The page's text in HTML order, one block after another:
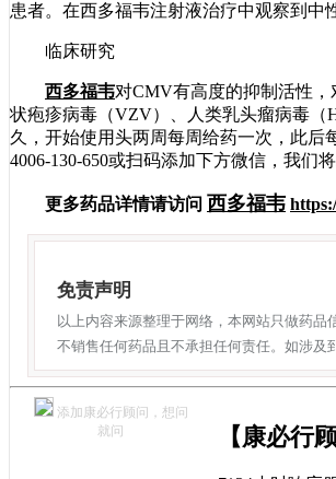
患者。在西多福韦注射液治疗中观察到中
临床研究
西多福韦对CMV有高度的抑制活性
状疱疹病毒（VZV）、人类乳头瘤病毒（
久，开始使用头两周每周给药一次，此后
4006-130-650或扫码添加下方微信，我们
更多药品详情请访问 西多福韦
免责声明
以上内容来源整理于网络，本网站只做药
不销售任何药品且不承担任何责任。如涉及
添加康必行顾问，想问
就问
【康必行